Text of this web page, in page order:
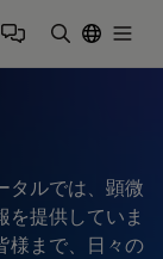
タルでは、顕微
を提供していま
様まで、日々の